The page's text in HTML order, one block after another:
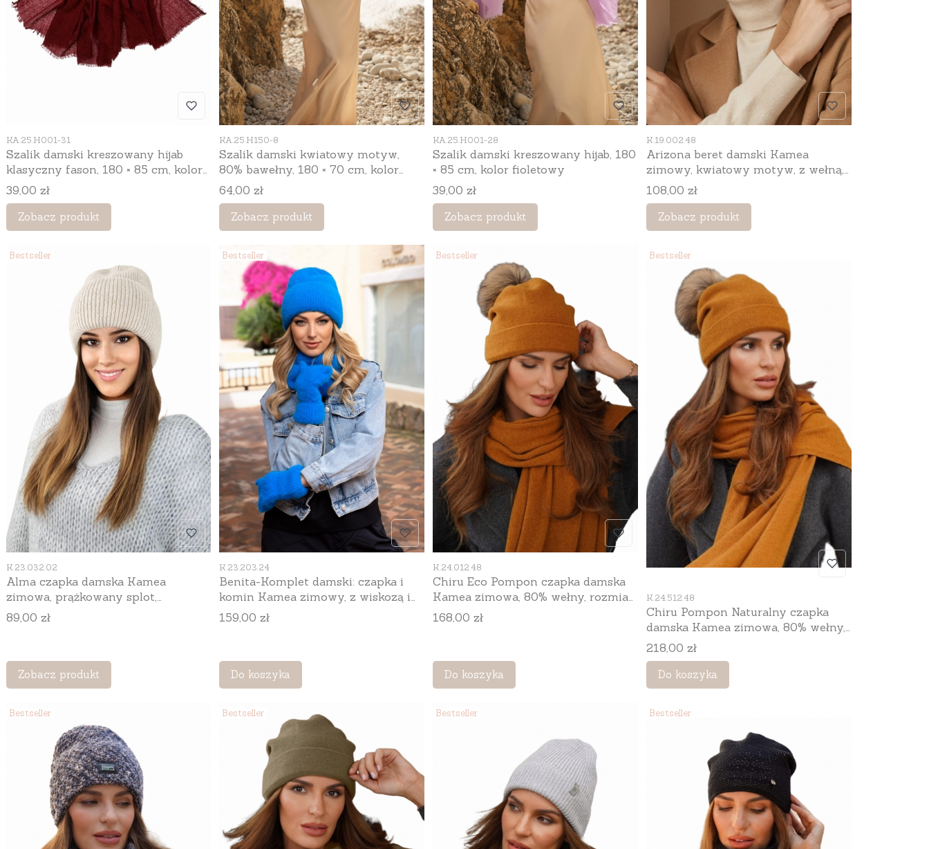
Kod produktu
KA.25.H001-31
Szalik damski kreszowany hijab
klasyczny fason, 180 × 85 cm, kolor
czerwony
Cena
39,00 zł
Zobacz produkt
Kod produktu
KA.25.H150-8
Szalik damski kwiatowy motyw,
80% bawełny, 180 × 70 cm, kolor
miętowy
Cena
64,00 zł
Zobacz produkt
Kod produktu
KA.25.H001-28
Szalik damski kreszowany hijab, 180
× 85 cm, kolor fioletowy
Cena
39,00 zł
Zobacz produkt
Kod produktu
K.19.002.48
Arizona beret damski Kamea
zimowy, kwiatowy motyw, z wełną,
rozmiar uniwersalny 54–60 cm,
kolor musztardowy
Cena
108,00 zł
Zobacz produkt
Bestseller
Kod produktu
K.23.032.02
Alma czapka damska Kamea
zimowa, prążkowany splot,
puszysty fason, owersize, kolor
jasny beżowy
Cena
89,00 zł
Zobacz produkt
Bestseller
Kod produktu
K.23.203.24
Benita-Komplet damski: czapka i
komin Kamea zimowy, z wiskozą i
modalem, tuba 23 × 30 cm, kolor
turkusowy
Cena
159,00 zł
Do koszyka
Bestseller
Kod produktu
K.24.012.48
Chiru Eco Pompon czapka damska
Kamea zimowa, 80% wełny, rozmiar
uniwersalny 54–60 cm, kolor
musztardowy
Cena
168,00 zł
Do koszyka
Bestseller
Kod produktu
K.24.512.48
Chiru Pompon Naturalny czapka
damska Kamea zimowa, 80% wełny,
rozmiar uniwersalny 54–60 cm,
kolor musztardowy
Cena
218,00 zł
Do koszyka
Bestseller Bestseller Bestseller Bestseller